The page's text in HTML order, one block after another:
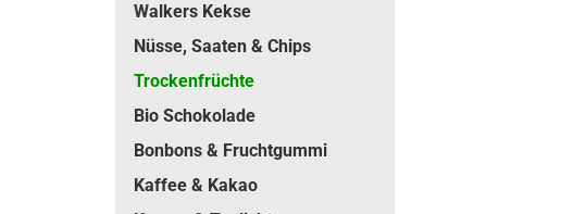
Walkers Kekse
Nüsse, Saaten & Chips
Trockenfrüchte
Bio Schokolade
Bonbons & Fruchtgummi
Kaffee & Kakao